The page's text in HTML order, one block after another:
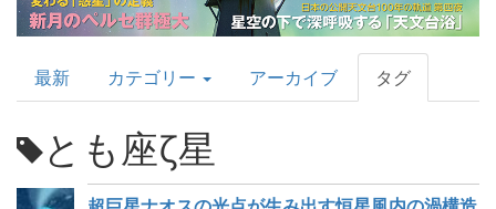
AstroArts
Topics
最新 カテゴリー アーカイブ タグ
とも座ζ星